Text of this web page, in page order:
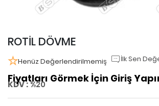
ROTİL DÖVME
Henüz Değerlendirilmemiş İlk Sen
Fiyatları Görmek İçin Giriş
KDV :%20